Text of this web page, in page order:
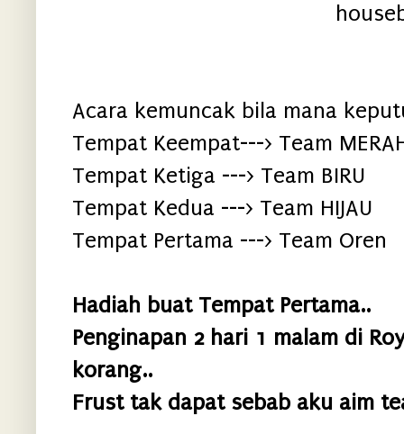
Acara kemuncak bila mana
Tempat Keempat---> Team
Tempat Ketiga ---> Team BIRU
Tempat Kedua ---> Team HIJAU
Tempat Pertama ---> Team Oren
Hadiah buat Tempat Pertama..
Penginapan 2 hari 1 malam di
korang..
Frust tak dapat sebab aku aim